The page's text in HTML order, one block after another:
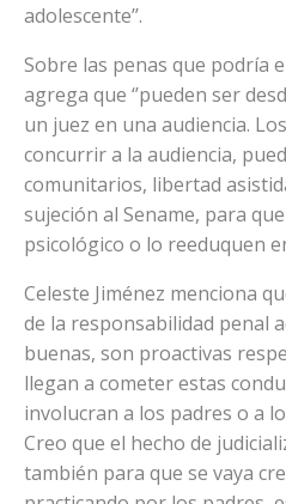
adolescente’’.
Sobre las penas que podría
agrega que ‘’pueden ser
un juez en una audiencia.
concurrir a la audiencia,
comunitarios, libertad
sujeción al Sename, para
psicológico o lo reeduquen
Celeste Jiménez menciona
de la responsabilidad penal
buenas, son proactivas
llegan a cometer estas
involucran a los padres o a
Creo que el hecho de
también para que se vaya